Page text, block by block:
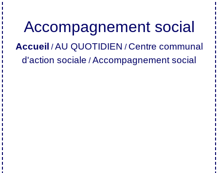
Accompagnement social
Accueil /AU QUOTIDIEN / Centre communal
d'action sociale /Accompagnement social